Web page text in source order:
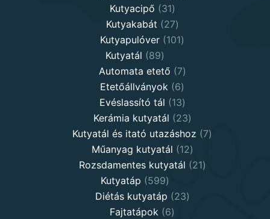
Kutyacipő 3131
products
Kutyakabát 2727
products
Kutyapulóver 101101
Kutyatál 8989
products
Automata etető 77
products
Etetőállványok 66
products
Evéslassító tál 1313
products
Kerámia kutyatál 2323
products
Kutyatál és itató utazáshoz 77
Műanyag kutyatál 1212
products
Rozsdamentes kutyatál 2121
Kutyatáp 599599
products
Diétás kutyatáp 2323
Fajtatápok 66